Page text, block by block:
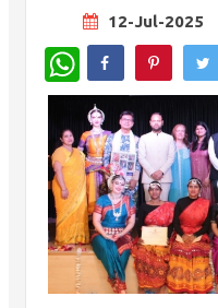
12-Jul-2025
WhatsApp